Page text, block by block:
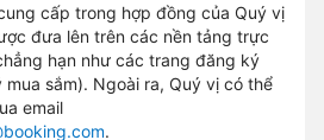
cấp trong hợp đồng của Quý vị
đưa lên trên các nền tảng trực
hạn như các trang đăng ký
sắm). Ngoài ra, Quý vị có thể
email
.